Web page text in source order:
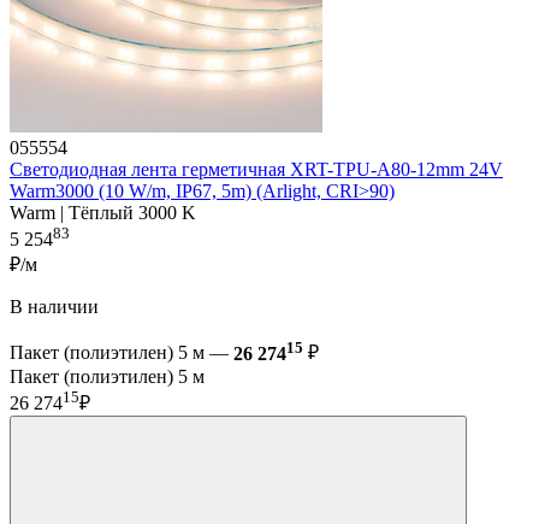
055554
Светодиодная лента герметичная XRT-TPU-A80-12mm 24V
Warm3000 (10 W/m, IP67, 5m) (Arlight, CRI>90)
Warm | Тёплый 3000 K
5 25483
₽/м
В наличии
Пакет (полиэтилен) 5 м — 26 27415 ₽
Пакет (полиэтилен) 5 м
26 27415₽